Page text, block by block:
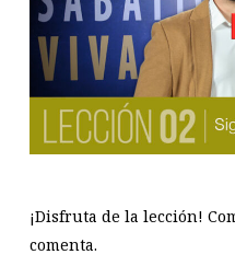
¡Disfruta de la lección!
comenta.